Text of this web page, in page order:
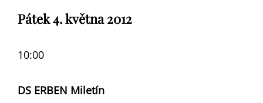
Pátek 4. května 2012
10:00
DS ERBEN Miletín